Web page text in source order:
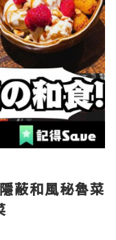
蔽和風秘魯菜